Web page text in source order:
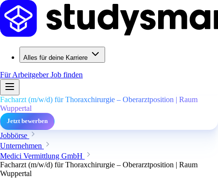
Alles für deine Karriere
Für ArbeitgeberJob finden
Facharzt (m/w/d) für Thoraxchirurgie – Oberarztposition | Raum
Wuppertal
Jetzt bewerben
Jobbörse
Unternehmen
Medici Vermittlung GmbH
Facharzt (m/w/d) für Thoraxchirurgie – Oberarztposition | Raum
Wuppertal